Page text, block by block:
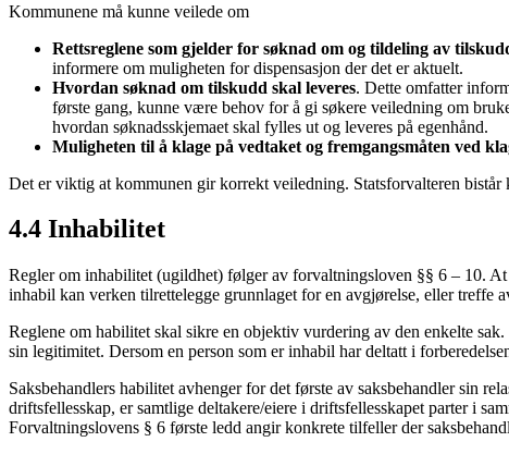
Kommunene må kunne veilede om
Rettsreglene som gjelder for søknad om og tildeling av
informere om muligheten for dispensasjon der det er aktuelt.
Hvordan søknad om tilskudd skal leveres. Dette omfatter
første gang, kunne være behov for å gi søkere veiledning om
hvordan søknadsskjemaet skal fylles ut og leveres på egenhånd.
Muligheten til å klage på vedtaket og fremgangsmåten ved
Det er viktig at kommunen gir korrekt veiledning. Statsforvalteren
4.4 Inhabilitet
Regler om inhabilitet (ugildhet) følger av forvaltningsloven §§ 6 – 10.
inhabil kan verken tilrettelegge grunnlaget for en avgjørelse, eller treffe
Reglene om habilitet skal sikre en objektiv vurdering av den enkelte
sin legitimitet. Dersom en person som er inhabil har deltatt i
Saksbehandlers habilitet avhenger for det første av saksbehandler sin
driftsfellesskap, er samtlige deltakere/eiere i driftsfellesskapet parter i
Forvaltningslovens § 6 første ledd angir konkrete tilfeller der